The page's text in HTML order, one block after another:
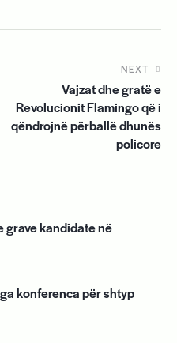
NEXT
Vajzat dhe gratë e
Revolucionit Flamingo që i
qëndrojnë përballë dhunës
policore
grave kandidate në
konferenca për shtyp